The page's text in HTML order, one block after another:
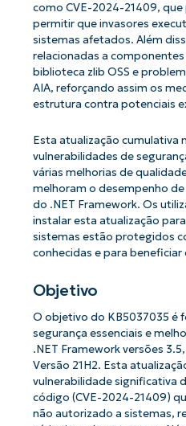
como CVE-2024-21409,
permitir que invasores
sistemas afetados. Além
relacionadas a
biblioteca zlib OSS e
AIA, reforçando assim os
estrutura contra potenciais
Esta atualização cumulativa
vulnerabilidades de
várias melhorias de
melhoram o desempenho
do .NET Framework. Os
instalar esta atualização
sistemas estão protegidos
conhecidas e para
Objetivo
O objetivo do KB5037035 é
segurança essenciais e
.NET Framework versões
Versão 21H2. Esta
vulnerabilidade significativa
código (CVE-2024-21409)
não autorizado a sistemas,